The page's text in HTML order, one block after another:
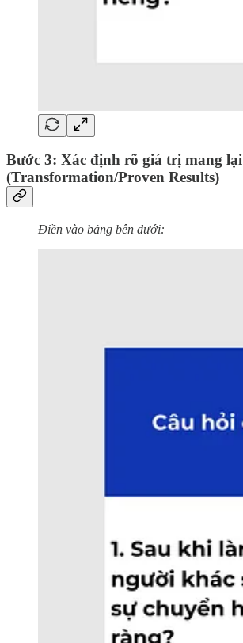
Bước 3: Xác định rõ giá trị mang lại
(Transformation/Proven Results)
Điền vào bảng bên dưới: